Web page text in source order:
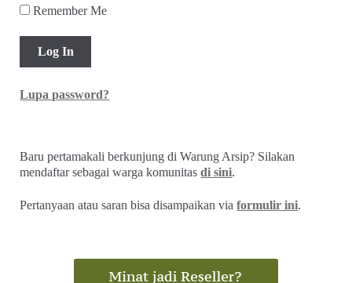
Remember Me
Lupa password?
Baru pertamakali berkunjung di Warung Arsip? Silakan
mendaftar sebagai warga komunitasdi sini.
Pertanyaan atau saran bisa disampaikan viaformulir ini.